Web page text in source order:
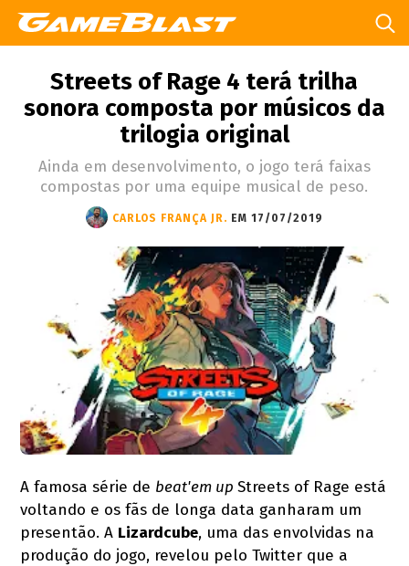
Streets of Rage 4 terá trilha
sonora composta por músicos da
trilogia original
Ainda em desenvolvimento, o jogo terá faixas
compostas por uma equipe musical de peso.
CARLOS FRANÇA JR. EM 17/07/2019
A famosa série de beat'em upStreets of Rage está
voltando e os fãs de longa data ganharam um
presentão. A Lizardcube, uma das envolvidas na
produção do jogo, revelou pelo Twitter que a